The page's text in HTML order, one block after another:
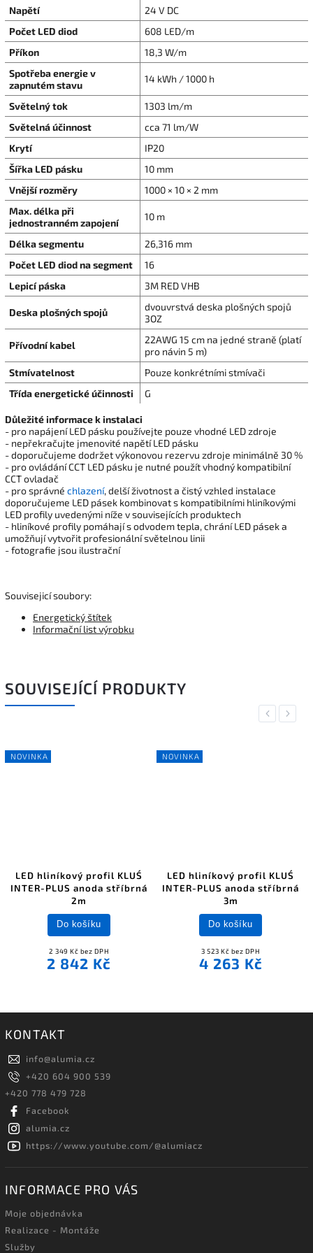
Napětí
24 V DC
Počet LED diod
608 LED/m
Příkon
18,3 W/m
Spotřeba energie v
zapnutém stavu
14 kWh / 1000 h
Světelný tok
1303 lm/m
Světelná účinnost
cca 71 lm/W
Krytí
IP20
Šířka LED pásku
10 mm
Vnější rozměry
1000 × 10 × 2 mm
Max. délka při
jednostranném zapojení
10 m
Délka segmentu
26,316 mm
Počet LED diod na segment
16
Lepicí páska
3M RED VHB
Deska plošných spojů
dvouvrstvá deska plošných spojů
3OZ
Přívodní kabel
22AWG 15 cm na jedné straně (platí
pro návin 5 m)
Stmívatelnost
Pouze konkrétními stmívači
Třída energetické účinnosti
G
Důležité informace k instalaci
- pro napájení LED pásku používejte pouze vhodné LED zdroje
- nepřekračujte jmenovité napětí LED pásku
- doporučujeme dodržet výkonovou rezervu zdroje minimálně 30 %
- pro ovládání CCT LED pásku je nutné použít vhodný kompatibilní
CCT ovladač
- pro správné chlazení, delší životnost a čistý vzhled instalace
doporučujeme LED pásek kombinovat s kompatibilními hliníkovými
LED profily uvedenými níže v souvisejících produktech
- hliníkové profily pomáhají s odvodem tepla, chrání LED pásek a
umožňují vytvořit profesionální světelnou linii
- fotografie jsou ilustrační
Souvisejicí soubory:
Energetický štítek
Informační list výrobku
SOUVISEJÍCÍ PRODUKTY
Previous
NOVINKA
LED hliníkový profil KLUŚ
INTER-PLUS anoda stříbrná
2m
2 349 Kč bez DPH
2 842 Kč
Do košíku
NOVINKA
LED hliníkový profil KLUŚ
INTER-PLUS anoda stříbrná
3m
3 523 Kč bez DPH
4 263 Kč
Do košíku
Next
KONTAKT
info@alumia.cz
+420 604 900 539
+420 778 479 728
Facebook
alumia.cz
https://www.youtube.com/@alumiacz
INFORMACE PRO VÁS
Moje objednávka
Realizace - Montáže
Služby